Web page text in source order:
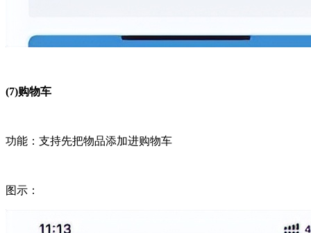
(7)购物车
功能：支持先把物品添加进购物车
图示：